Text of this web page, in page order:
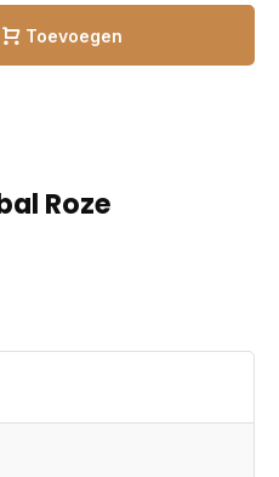
Toevoegen
Roze